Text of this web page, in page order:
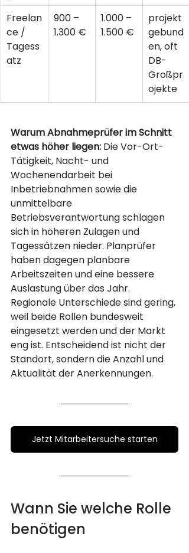
Freelan
ce /
Tagess
atz
900 –
1.300 €
1.000 –
1.500 €
projekt
gebund
en, oft
DB-
Großpr
ojekte
Warum Abnahmeprüfer im Schnitt
etwas höher liegen: Die Vor-Ort-
Tätigkeit, Nacht- und
Wochenendarbeit bei
Inbetriebnahmen sowie die
unmittelbare
Betriebsverantwortung schlagen
sich in höheren Zulagen und
Tagessätzen nieder. Planprüfer
haben dagegen planbare
Arbeitszeiten und eine bessere
Auslastung über das Jahr.
Regionale Unterschiede sind gering,
weil beide Rollen bundesweit
eingesetzt werden und der Markt
eng ist. Entscheidend ist nicht der
Standort, sondern die Anzahl und
Aktualität der Anerkennungen.
Jetzt Mitarbeitersuche starten
Wann Sie welche Rolle
benötigen